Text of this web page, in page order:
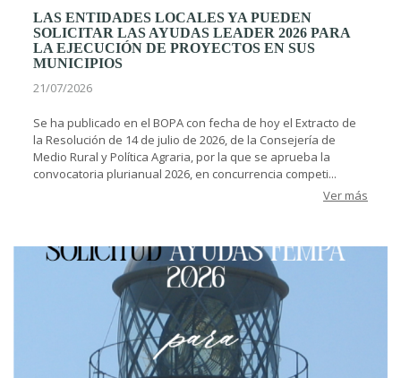
LAS ENTIDADES LOCALES YA PUEDEN
SOLICITAR LAS AYUDAS LEADER 2026 PARA
LA EJECUCIÓN DE PROYECTOS EN SUS
MUNICIPIOS
21/07/2026
Se ha publicado en el BOPA con fecha de hoy el Extracto de
la Resolución de 14 de julio de 2026, de la Consejería de
Medio Rural y Política Agraria, por la que se aprueba la
convocatoria plurianual 2026, en concurrencia competi...
Ver más